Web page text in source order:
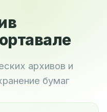
архивов и
бумаг